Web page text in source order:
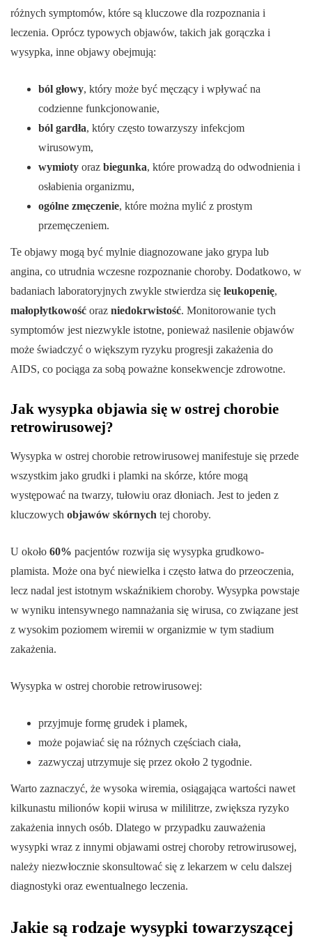
różnych symptomów, które są kluczowe dla rozpoznania i
leczenia. Oprócz typowych objawów, takich jak gorączka i
wysypka, inne objawy obejmują:
ból głowy, który może być męczący i wpływać na
codzienne funkcjonowanie,
ból gardła, który często towarzyszy infekcjom
wirusowym,
wymioty oraz biegunka, które prowadzą do odwodnienia i
osłabienia organizmu,
ogólne zmęczenie, które można mylić z prostym
przemęczeniem.
Te objawy mogą być mylnie diagnozowane jako grypa lub
angina, co utrudnia wczesne rozpoznanie choroby. Dodatkowo, w
badaniach laboratoryjnych zwykle stwierdza się leukopenię,
małopłytkowość oraz niedokrwistość. Monitorowanie tych
symptomów jest niezwykle istotne, ponieważ nasilenie objawów
może świadczyć o większym ryzyku progresji zakażenia do
AIDS, co pociąga za sobą poważne konsekwencje zdrowotne.
Jak wysypka objawia się w ostrej chorobie
retrowirusowej?
Wysypka w ostrej chorobie retrowirusowej manifestuje się przede
wszystkim jako grudki i plamki na skórze, które mogą
występować na twarzy, tułowiu oraz dłoniach. Jest to jeden z
kluczowych objawów skórnych tej choroby.
U około 60% pacjentów rozwija się wysypka grudkowo-
plamista. Może ona być niewielka i często łatwa do przeoczenia,
lecz nadal jest istotnym wskaźnikiem choroby. Wysypka powstaje
w wyniku intensywnego namnażania się wirusa, co związane jest
z wysokim poziomem wiremii w organizmie w tym stadium
zakażenia.
Wysypka w ostrej chorobie retrowirusowej:
przyjmuje formę grudek i plamek,
może pojawiać się na różnych częściach ciała,
zazwyczaj utrzymuje się przez około 2 tygodnie.
Warto zaznaczyć, że wysoka wiremia, osiągająca wartości nawet
kilkunastu milionów kopii wirusa w mililitrze, zwiększa ryzyko
zakażenia innych osób. Dlatego w przypadku zauważenia
wysypki wraz z innymi objawami ostrej choroby retrowirusowej,
należy niezwłocznie skonsultować się z lekarzem w celu dalszej
diagnostyki oraz ewentualnego leczenia.
Jakie są rodzaje wysypki towarzyszącej